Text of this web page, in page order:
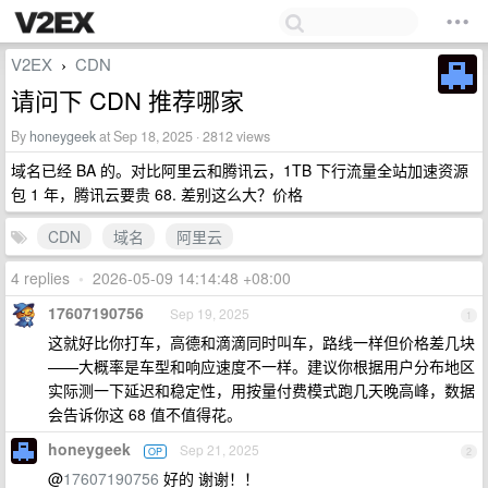
V2EX › CDN
请问下 CDN 推荐哪家
By honeygeekat Sep 18, 2025 · 2812 views
域名已经 BA 的。对比阿里云和腾讯云，1TB 下行流量全站加速资源
包 1 年，腾讯云要贵 68. 差别这么大？价格
CDN
域名
阿里云
4 replies • 2026-05-09 14:14:48 +08:00
1
17607190756 Sep 19, 2025
这就好比你打车，高德和滴滴同时叫车，路线一样但价格差几块
——大概率是车型和响应速度不一样。建议你根据用户分布地区
实际测一下延迟和稳定性，用按量付费模式跑几天晚高峰，数据
会告诉你这 68 值不值得花。
2
honeygeek OP Sep 21, 2025
@17607190756 好的 谢谢！！